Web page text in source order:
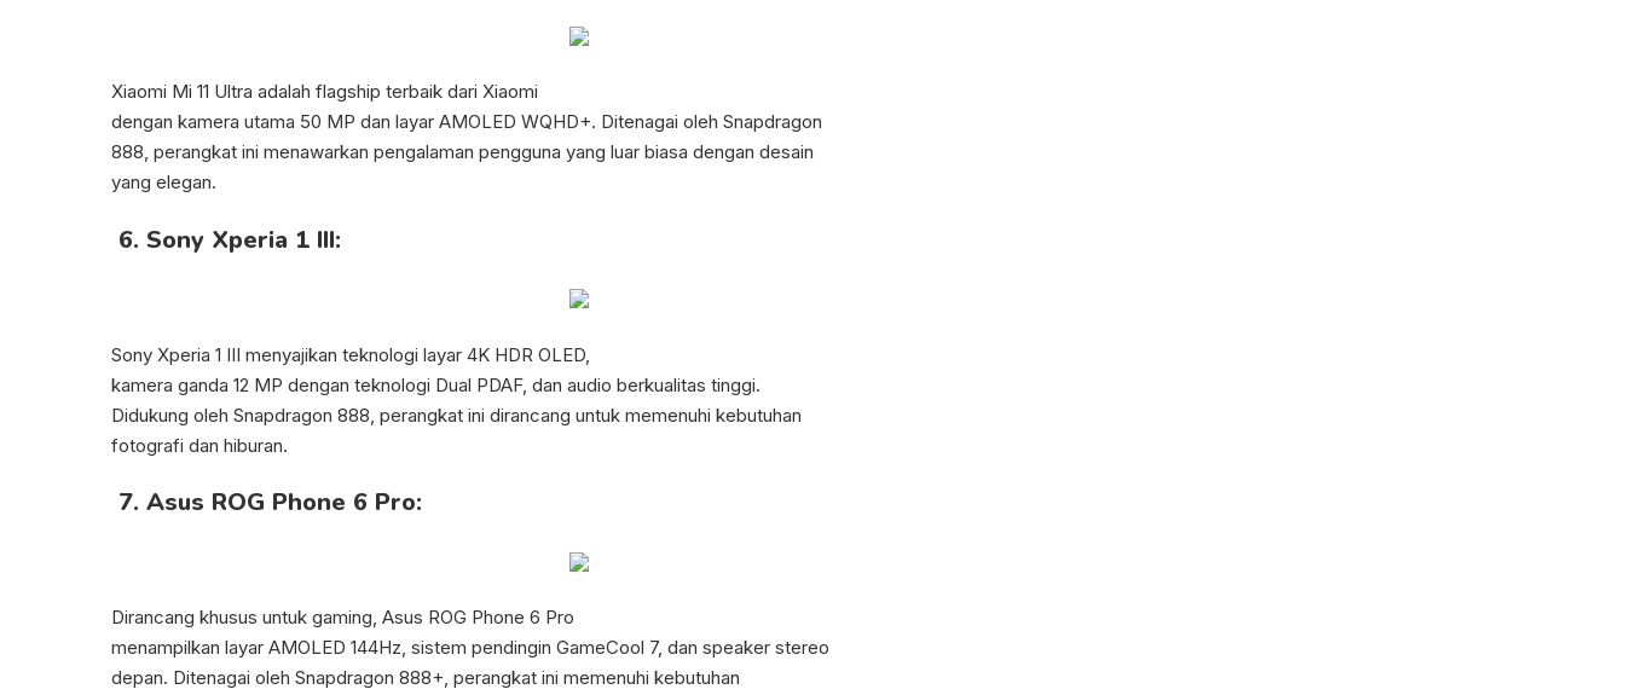
Xiaomi Mi 11 Ultra adalah flagship terbaik dari Xiaomi
dengan kamera utama 50 MP dan layar AMOLED WQHD+. Ditenagai oleh Snapdragon
888, perangkat ini menawarkan pengalaman pengguna yang luar biasa dengan desain
yang elegan.
6. Sony Xperia 1 III:
Sony Xperia 1 III menyajikan teknologi layar 4K HDR OLED,
kamera ganda 12 MP dengan teknologi Dual PDAF, dan audio berkualitas tinggi.
Didukung oleh Snapdragon 888, perangkat ini dirancang untuk memenuhi kebutuhan
fotografi dan hiburan.
7. Asus ROG Phone 6 Pro:
Dirancang khusus untuk gaming, Asus ROG Phone 6 Pro
menampilkan layar AMOLED 144Hz, sistem pendingin GameCool 7, dan speaker stereo
depan. Ditenagai oleh Snapdragon 888+, perangkat ini memenuhi kebutuhan